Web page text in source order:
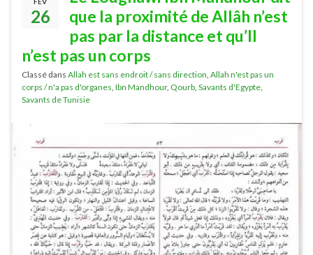
26
que la proximité de Allâh n’est
pas par la distance et qu’Il
n’est pas un corps
Classé dans Allah est sans endroit / sans direction, Allah n'est pas un
corps / n'a pas d'organes, Ibn Mandhour, Qourb, Savants d'Egypte,
Savants de Tunisie